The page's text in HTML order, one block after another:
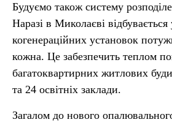
Будуємо також систему
Наразі в Миколаєві
когенераційних установок
кожна. Це забезпечить теплом
багатоквартирних житлових
та 24 освітніх заклади.
Загалом до нового